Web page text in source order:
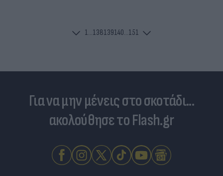
1...138139140...151
Για να μην μένεις στο σκοτάδι...
ακολούθησε το Flash.gr